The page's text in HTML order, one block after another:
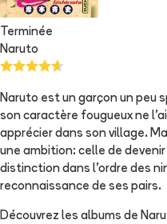
Terminée
Naruto
Naruto est un garçon un peu
son caractère fougueux ne
apprécier dans son village.
une ambition: celle de
distinction dans l'ordre des
reconnaissance de ses pairs.
Découvrez les albums de